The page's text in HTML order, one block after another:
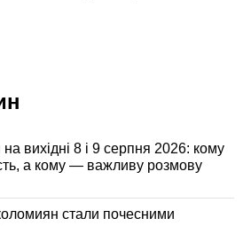
вихідні 8 і 9 серпня 2026: кому
а кому — важливу розмову
стали почесними